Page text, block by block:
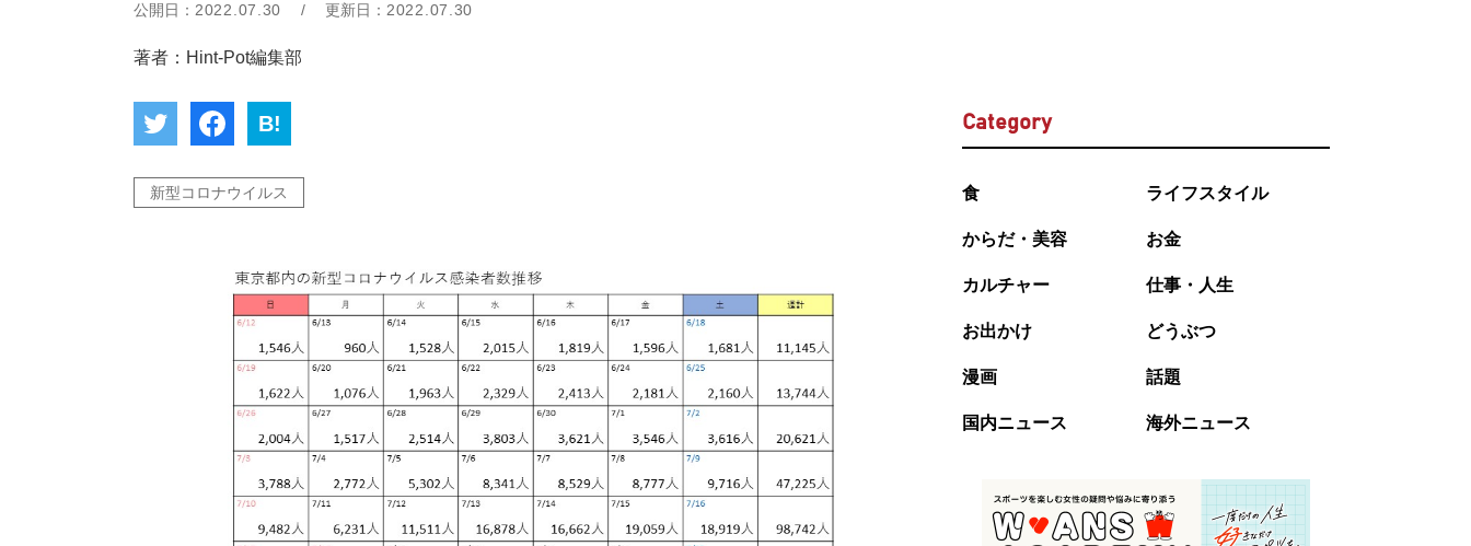
公開日： 2022.07.30 / 更新日： 2022.07.30
著者：Hint-Pot編集部
B!
新型コロナウイルス
Category
食 ライフスタイル
からだ・美容 お金
カルチャー 仕事・人生
お出かけ どうぶつ
漫画 話題
国内ニュース 海外ニュース